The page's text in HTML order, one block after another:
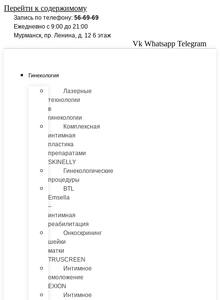
Перейти к содержимому
Запись по телефону: 56-69-69
Ежедневно с 9:00 до 21:00
Мурманск, пр. Ленина, д. 12 6 этаж
Vk Whatsapp Telegram
Гинекология
Лазерные
технологии
в
гинекологии
Комплексная
интимная
пластика
препаратами
SKINELLY
Гинекологические
процедуры
BTL
Emsella
–
интимная
реабилитация
Онкоскрининг
шейки
матки
TRUSCREEN
Интимное
омоложение
EXION
Интимное